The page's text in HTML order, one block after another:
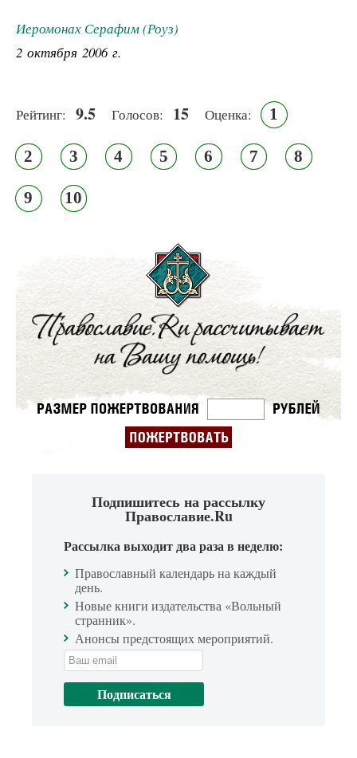
Иеромонах Серафим (Роуз)
2 октября 2006 г.
Рейтинг: 9.5 Голосов: 15 Оценка: 1
2 3 4 5 6 7 8
9 10
Подпишитесь на рассылку
Православие.Ru
Рассылка выходит два раза в неделю:
Православный календарь на каждый
день.
Новые книги издательства «Вольный
странник».
Анонсы предстоящих мероприятий.